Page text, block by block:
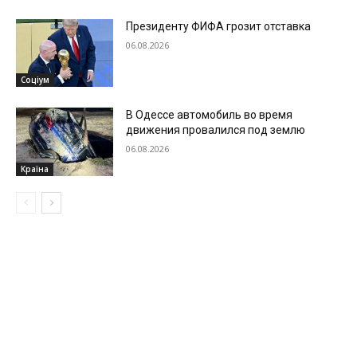
Соціум
Президенту ФИФА грозит отставка
06.08.2026
Країна
В Одессе автомобиль во время
движения провалился под землю
06.08.2026